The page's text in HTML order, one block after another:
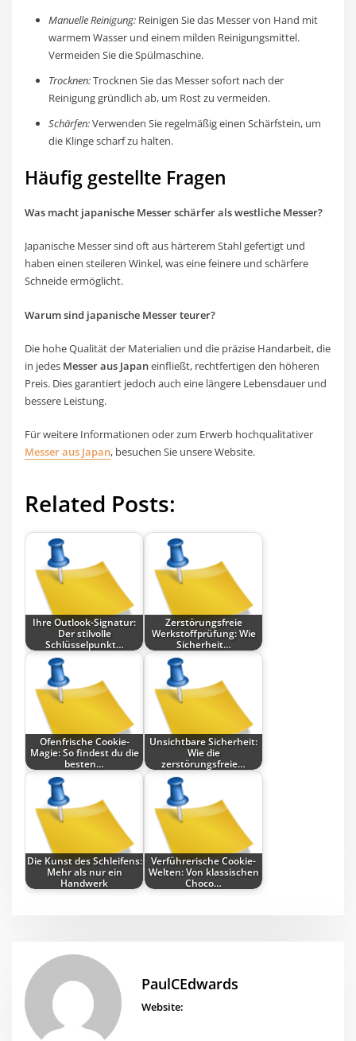
Manuelle Reinigung:Reinigen Sie das Messer von Hand mit
warmem Wasser und einem milden Reinigungsmittel.
Vermeiden Sie die Spülmaschine.
Trocknen:Trocknen Sie das Messer sofort nach der
Reinigung gründlich ab, um Rost zu vermeiden.
Schärfen:Verwenden Sie regelmäßig einen Schärfstein, um
die Klinge scharf zu halten.
Häufig gestellte Fragen
Was macht japanische Messer schärfer als westliche Messer?
Japanische Messer sind oft aus härterem Stahl gefertigt und
haben einen steileren Winkel, was eine feinere und schärfere
Schneide ermöglicht.
Warum sind japanische Messer teurer?
Die hohe Qualität der Materialien und die präzise Handarbeit, die
in jedes Messer aus Japaneinfließt, rechtfertigen den höheren
Preis. Dies garantiert jedoch auch eine längere Lebensdauer und
bessere Leistung.
Für weitere Informationen oder zum Erwerb hochqualitativer
Messer aus Japan, besuchen Sie unsere Website.
Related Posts:
Ihre Outlook-Signatur:
Der stilvolle
Schlüsselpunkt…
Zerstörungsfreie
Werkstoffprüfung: Wie
Sicherheit…
Ofenfrische Cookie-
Magie: So findest du die
besten…
Unsichtbare Sicherheit:
Wie die
zerstörungsfreie…
Die Kunst des Schleifens:
Mehr als nur ein
Handwerk
Verführerische Cookie-
Welten: Von klassischen
Choco…
PaulCEdwards
Website: